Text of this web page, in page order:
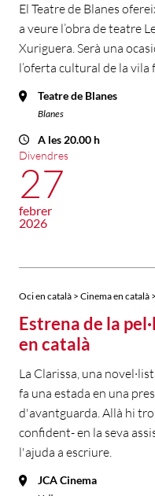
El Teatre de Blanes
a veure l’obra de teatre
Xuriguera. Serà una
l’oferta cultural de la
Teatre de Blanes
Blanes
A les 20.00 h
Divendres
27
febrer
2026
Oci en català > Cinema en català
Estrena de la
en català
La Clarissa, una
fa una estada en una
d'avantguarda. Allà hi
confident- en la seva
l'ajuda a escriure.
JCA Cinema